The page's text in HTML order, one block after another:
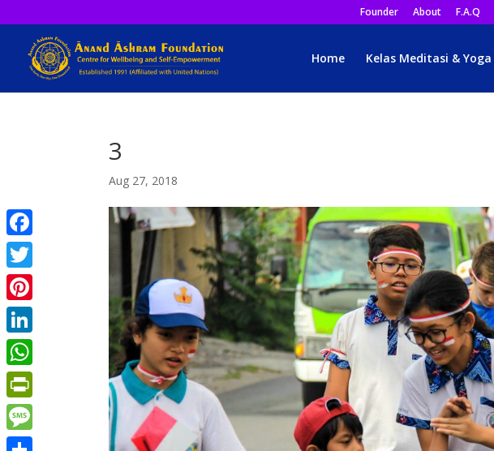
Founder About F.A.Q
Home Kelas Meditasi & Yoga
3
Aug 27, 2018
Facebook
Twitter
Pinterest
LinkedIn
WhatsApp
PrintFriendly
Message